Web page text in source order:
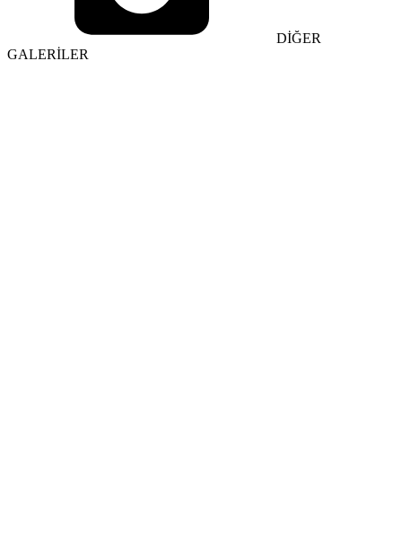
DİĞER
GALERİLER